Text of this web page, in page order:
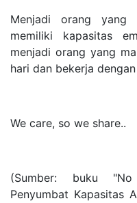
Menjadi orang yang
memiliki kapasitas
menjadi orang yang
hari dan bekerja
We care, so we share..
(Sumber: buku
Penyumbat Kapasitas